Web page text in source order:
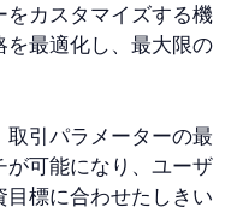
をカスタマイズする機
最適化し、最大限の
取引パラメーターの最
可能になり、ユーザ
標に合わせたしきい